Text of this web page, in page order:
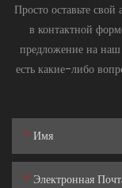
Просто оставьте
в контактной
предложение на
есть какие-либо
Имя
Электронная